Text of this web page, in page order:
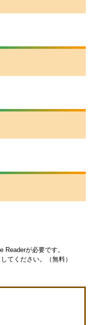
が必要です。
てください。（無料）